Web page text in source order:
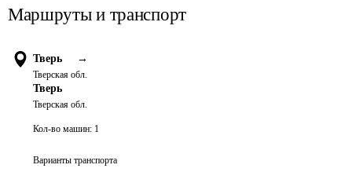
Маршруты и транспорт
Тверь →
Тверская обл.
Тверь
Тверская обл.
Кол-во машин: 1
Варианты транспорта